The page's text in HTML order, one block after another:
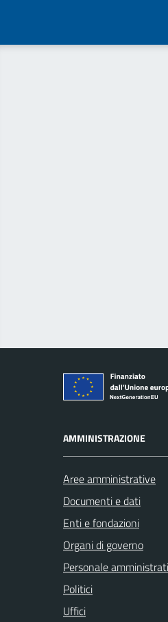
AMMINISTRAZIONE
Aree amministrative
Documenti e dati
Enti e fondazioni
Organi di governo
Personale
Politici
Uffici